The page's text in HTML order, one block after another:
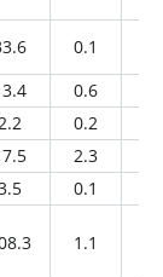
0.1
0.6
0.2
2.3
0.1
1.1